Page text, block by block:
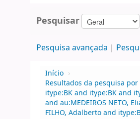
Pesquisar
Pesquisa avançada
Início ›
Resultados da pesquisa
itype:BK and itype:BK and
and au:MEDEIROS NETO,
FILHO, Adalberto and